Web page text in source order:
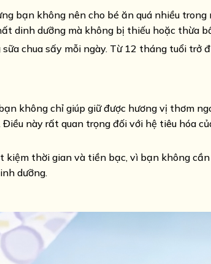
bạn không nên cho bé ăn quá nhiều
dinh dưỡng mà không bị thiếu hoặc thừa
chua sấy mỗi ngày. Từ 12 tháng tuổi trở
không chỉ giúp giữ được hương vị thơm
này rất quan trọng đối với hệ tiêu hóa
kiệm thời gian và tiền bạc, vì bạn không
dưỡng.